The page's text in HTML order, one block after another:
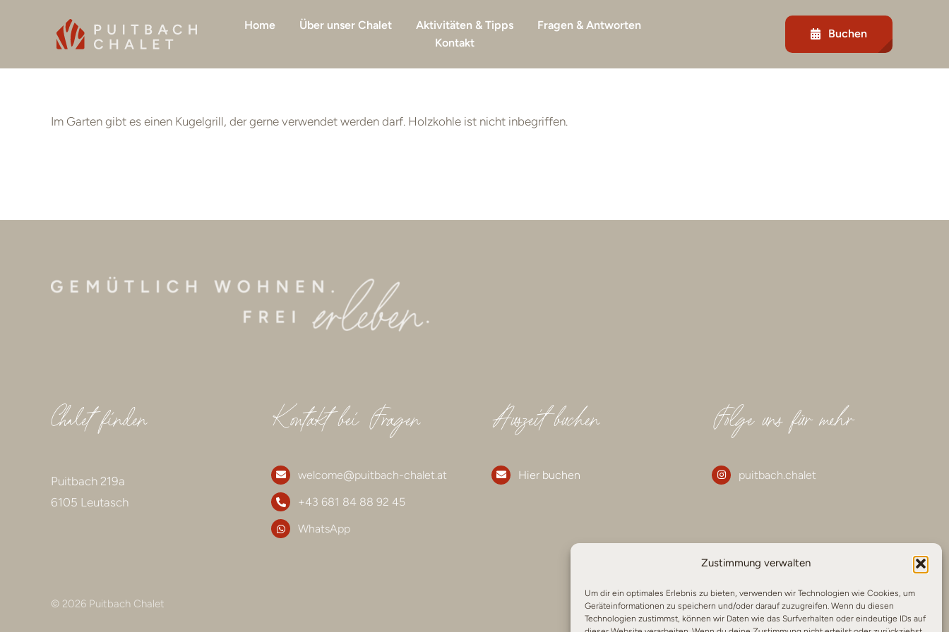
Zustimmung verwalten
Um dir ein optimales Erlebnis zu bieten, verwenden wir Technologien wie Cookies, um
Geräteinformationen zu speichern und/oder darauf zuzugreifen. Wenn du diesen
Technologien zustimmst, können wir Daten wie das Surfverhalten oder eindeutige IDs auf
Home Über unser Chalet Aktivitäten & Tipps
Fragen & Antworten
Kontakt
Buchen
Im Garten gibt es einen Kugelgrill, der gerne verwendet werden darf. Holzkohle ist nicht inbegriffen.
Chalet finden
Puitbach 219a
6105 Leutasch
Kontakt bei Fragen
welcome@puitbach-chalet.at
+43 681 84 88 92 45
WhatsApp
Auszeit buchen
Hier buchen
Folge uns für mehr
puitbach.chalet
© 2026 Puitbach Chalet Impressum|Datenschutz|AGB|Cookie-Richtlinie